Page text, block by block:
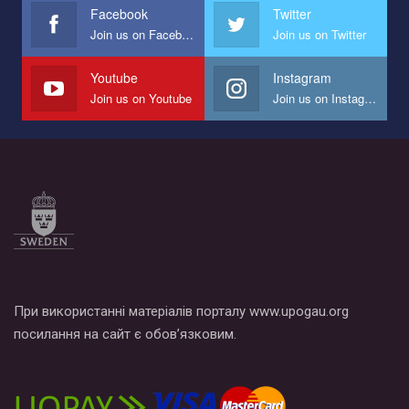
Мы просим вас поддержать нас и помочь нам реализовать
наш план по борьбе с насилием и дискриминацией на почве
СОГИ в Украине.
Все, что вам нужно сделать - это зайти на наш канал YouTube
Facebook
Join us on Facebook
Twitter
Join us on Twitter
Youtube
Join us on Youtube
Instagram
Join us on Instagram
При використанні матеріалів порталу www.upogau.org
посилання на сайт є обов’язковим.